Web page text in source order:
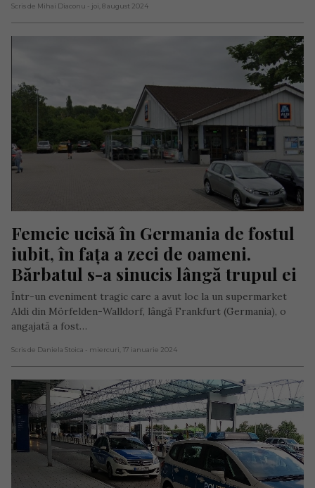
Scris de Mihai Diaconu - joi, 8 august 2024
Femeie ucisă în Germania de fostul
iubit, în fața a zeci de oameni.
Bărbatul s-a sinucis lângă trupul ei
Într-un eveniment tragic care a avut loc la un supermarket
Aldi din Mörfelden-Walldorf, lângă Frankfurt (Germania), o
angajată a fost…
Scris de Daniela Stoica - miercuri, 17 ianuarie 2024